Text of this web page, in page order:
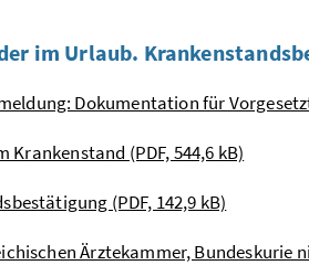
im Urlaub.
Dokumentation für
(PDF, 544,6 kB)
(PDF, 142,9 kB)
Ärztekammer, Bundeskurie